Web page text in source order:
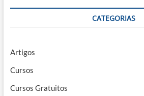
CATEGORIAS
Artigos
Cursos
Cursos Gratuitos